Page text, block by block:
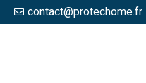
contact@protechome.fr